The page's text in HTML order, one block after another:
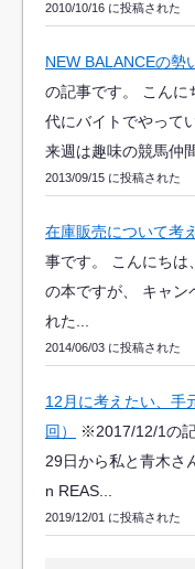
2010/10/16 に投稿された
NEW BALANCEの勢
の記事です。 こんに
代にバイトでやって
来週は趣味の競馬仲
2013/09/15 に投稿された
在庫販売について考
事です。 こんにちは
の本ですが、 キャン
れた...
2014/06/03 に投稿された
12月に考えたい、手
回）
※2017/12/1の
29日から私と青木さ
n REAS...
2019/12/01 に投稿された